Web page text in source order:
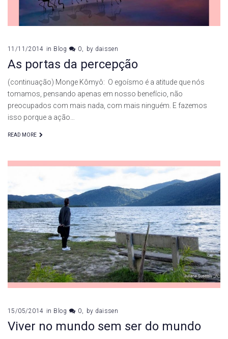
11/11/2014 in Blog 0 by daissen
As portas da percepção
(continuação) Monge Kômyô: O egoísmo é a atitude que nós
tomamos, pensando apenas em nosso benefício, não
preocupados com mais nada, com mais ninguém. E fazemos
isso porque a ação…
READ MORE
15/05/2014 in Blog 0 by daissen
Viver no mundo sem ser do mundo